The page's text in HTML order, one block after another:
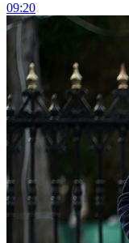
09:20